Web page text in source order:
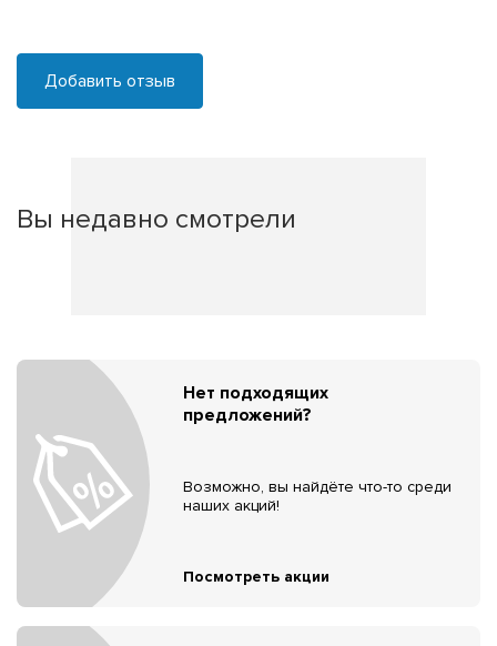
Добавить отзыв
Вы недавно смотрели
Нет подходящих
предложений?
Возможно, вы найдёте что-то среди
наших акций!
Посмотреть акции